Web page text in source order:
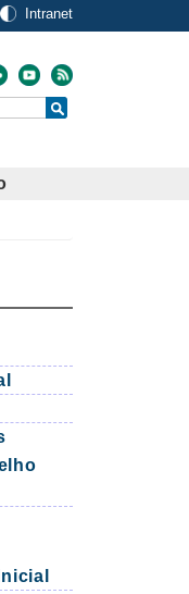
Intranet